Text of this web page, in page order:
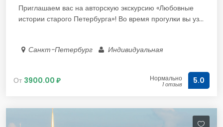
Приглашаем вас на авторскую экскурсию «Любовные
истории старого Петербурга»! Во время прогулки вы уз...
Санкт-Петербург Индивидуальная
От 3900.00 ₽ Нормально
1 отзыв 5.0